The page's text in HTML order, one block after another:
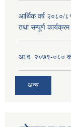
आर्थिक वर्ष २०८०/
तथा सम्पूर्ण कार्यक्रम
आ.व. २०७९-०८० को
अन्य